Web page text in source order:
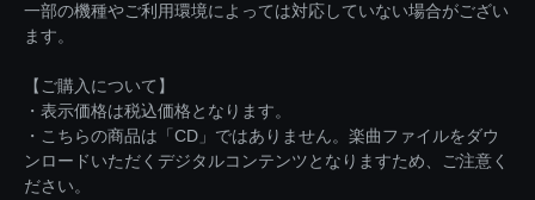
一部の機種やご利用環境によっては対応していない場合がござい
ます。
【ご購入について】
・表示価格は税込価格となります。
・こちらの商品は「CD」ではありません。楽曲ファイルをダウ
ンロードいただくデジタルコンテンツとなりますため、ご注意く
ださい。